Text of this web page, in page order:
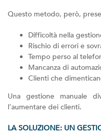
Questo metodo, però,
Difficoltà nella
Rischio di errori e
Tempo perso al
Mancanza di
Clienti che
Una gestione manuale
l’aumentare dei clienti.
LA SOLUZIONE: UN